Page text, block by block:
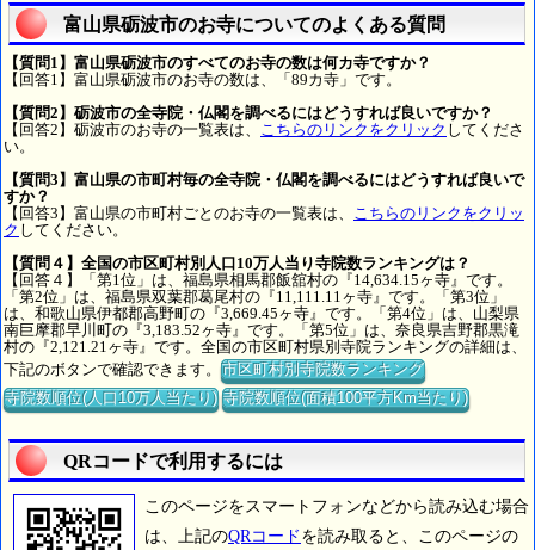
富山県砺波市のお寺についてのよくある質問
【質問1】富山県砺波市のすべてのお寺の数は何カ寺ですか？
【回答1】富山県砺波市のお寺の数は、「89カ寺」です。
【質問2】砺波市の全寺院・仏閣を調べるにはどうすれば良いですか？
【回答2】砺波市のお寺の一覧表は、
こちらのリンクをクリック してくださ
い。
【質問3】富山県の市町村毎の全寺院・仏閣を調べるにはどうすれば良いで
すか？
【回答3】富山県の市町村ごとのお寺の一覧表は、
こちらのリンクをクリッ
ク してください。
【質問４】全国の市区町村別人口10万人当り寺院数ランキングは？
【回答４】「第1位」は、福島県相馬郡飯舘村の『14,634.15ヶ寺』です。
「第2位」は、福島県双葉郡葛尾村の『11,111.11ヶ寺』です。「第3位」
は、和歌山県伊都郡高野町の『3,669.45ヶ寺』です。「第4位」は、山梨県
南巨摩郡早川町の『3,183.52ヶ寺』です。「第5位」は、奈良県吉野郡黒滝
村の『2,121.21ヶ寺』です。全国の市区町村県別寺院ランキングの詳細は、
下記のボタンで確認できます。市区町村別寺院数ランキング
寺院数順位(人口10万人当たり) 寺院数順位(面積100平方Km当たり)
QRコードで利用するには
このページをスマートフォンなどから読み込む場合
は、上記のQRコード を読み取ると、このページの